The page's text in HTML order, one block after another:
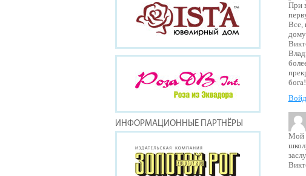
ИНФОРМАЦИОННЫЕ ПАРТНЁРЫ
При
Все,
бога!
Мой